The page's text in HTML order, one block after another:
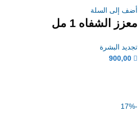
أضف إلى السلة
معزز الشفاه 1 مل
تجديد البشرة
900,00
-17%